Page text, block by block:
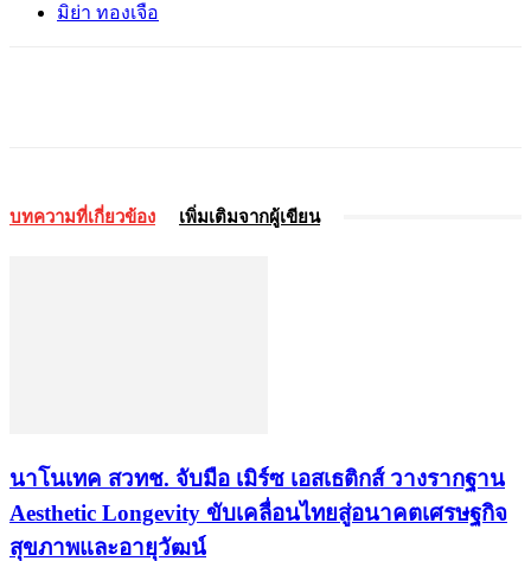
มิย่า ทองเจือ
บทความที่เกี่ยวข้อง เพิ่มเติมจากผู้เขียน
นาโนเทค สวทช. จับมือ เมิร์ซ เอสเธติกส์ วางรากฐาน
Aesthetic Longevity ขับเคลื่อนไทยสู่อนาคตเศรษฐกิจ
สุขภาพและอายุวัฒน์